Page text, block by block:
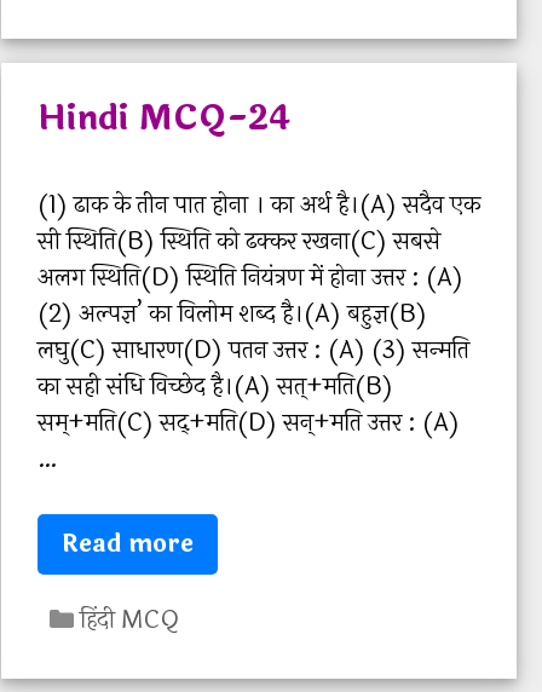
e
D
F
D
w
n
l
o
a
d
क
2
2
H
i
n
d
i
I
m
r
t
t
g
r
i
e
s
Hindi MCQ-24
(1) ढाक के तीन पात होना । का अर्थ है।(A) सदैव एक
सी स्थिति(B) स्थिति को ढक्‍कर रखना(C) सबसे
अलग स्थिति(D) स्थिति नियंत्रण में होना उत्तर : (A)
(2) अल्‍पज्ञ’ का विलोम शब्‍द है।(A) बहुज्ञ(B)
लघु(C) साधारण(D) पतन उत्तर : (A) (3) सन्‍मति
का सही संधि विच्‍छेद है।(A) सत्+मति(B)
सम्+मति(C) सद्+मति(D) सन्+मति उत्तर : (A)
…
Read moreH
i
C
हिंदी MCQ